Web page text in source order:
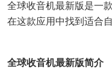
全球收音机最新版是一
在这款应用中找到适合
全球收音机最新版简介